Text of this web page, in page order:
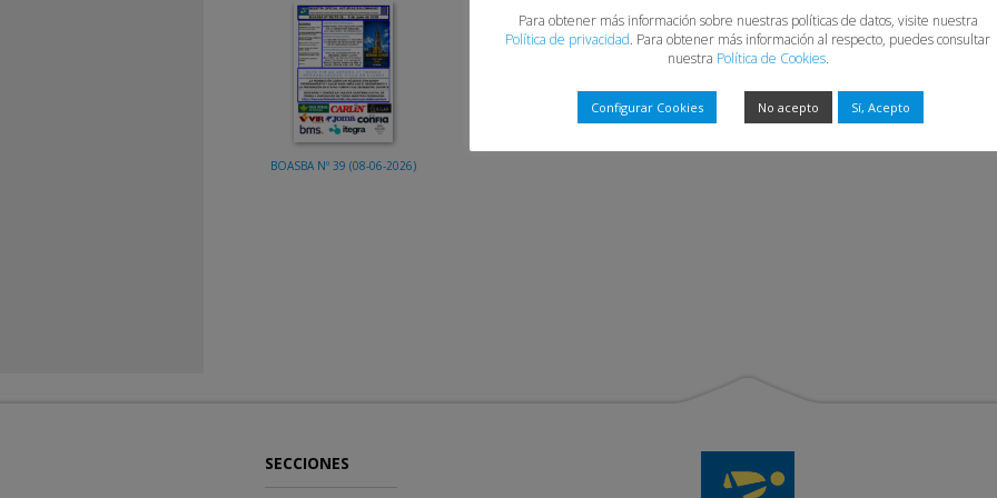
BOASBA Nº 39 (08-06-2026)
SECCIONES
Para obtener más información sobre nuestras políticas de datos, visite nuestra
Política de privacidad. Para obtener más información al respecto, puedes consultar
nuestra Política de Cookies.
Configurar Cookies No acepto Sí, Acepto